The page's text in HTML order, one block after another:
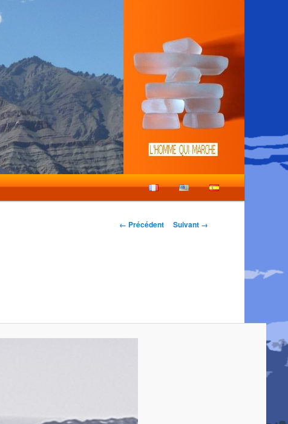
Navigation
← Précédent Suivant →